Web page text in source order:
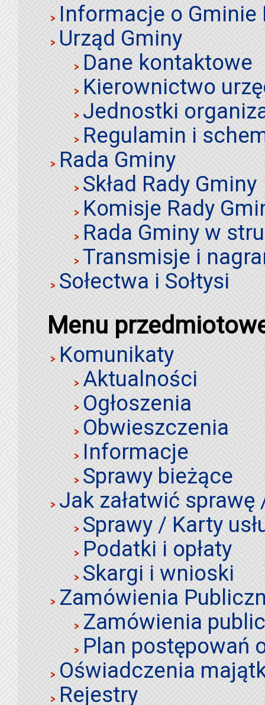
Informacje o Gminie
Urząd Gminy
Dane kontaktowe
Kierownictwo
Jednostki
Regulamin i
Rada Gminy
Skład Rady Gminy
Komisje Rady
Rada Gminy w
Transmisje i
Sołectwa i Sołtysi
Menu
Komunikaty
Aktualności
Ogłoszenia
Obwieszczenia
Informacje
Sprawy bieżące
Jak załatwić sprawę
Sprawy / Karty
Podatki i opłaty
Skargi i wnioski
Zamówienia
Zamówienia
Plan postępowań
Oświadczenia
Rejestry